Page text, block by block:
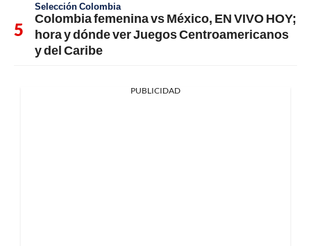
Selección Colombia
Colombia femenina vs México, EN VIVO HOY;
hora y dónde ver Juegos Centroamericanos
y del Caribe
PUBLICIDAD